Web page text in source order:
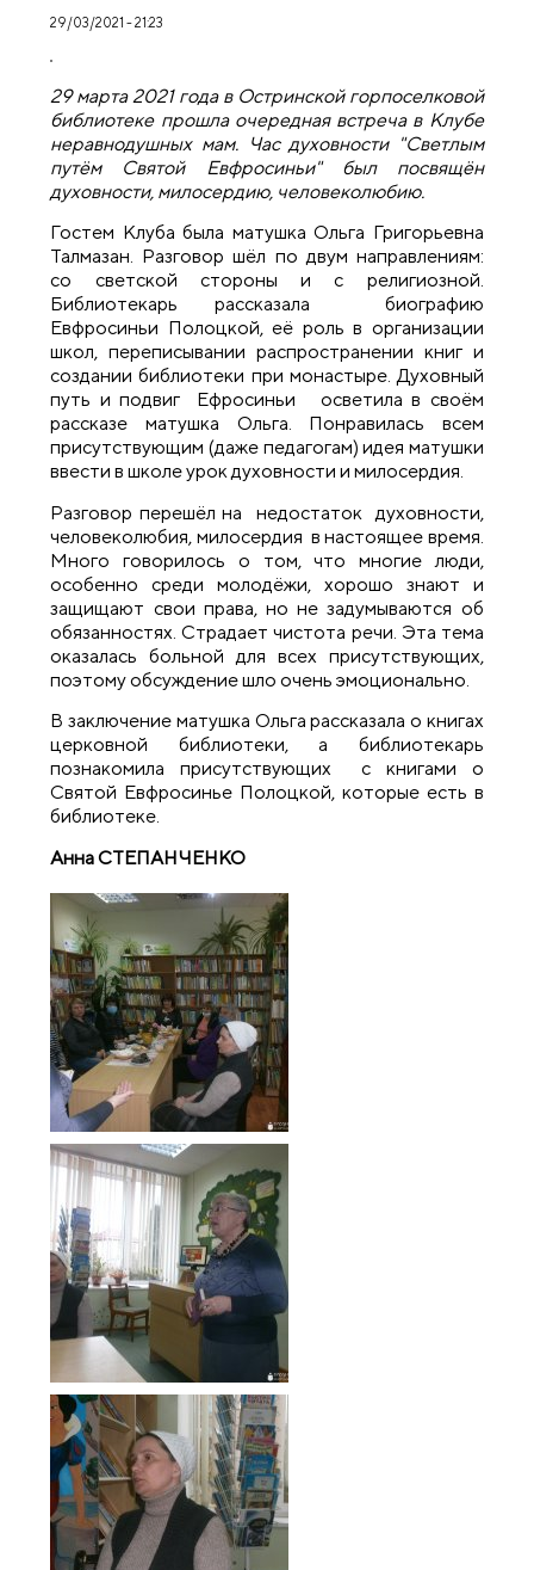
29/03/2021 - 21:23
29 марта 2021 года в Остринской горпоселковой
библиотеке прошла очередная встреча в Клубе
неравнодушных мам. Час духовности "Светлым
путём Святой Евфросиньи" был посвящён
духовности, милосердию, человеколюбию.
Гостем Клуба была матушка Ольга Григорьевна
Талмазан. Разговор шёл по двум направлениям:
со светской стороны и с религиозной.
Библиотекарь рассказала биографию
Евфросиньи Полоцкой, её роль в организации
школ, переписывании распространении книг и
создании библиотеки при монастыре. Духовный
путь и подвиг Ефросиньи осветила в своём
рассказе матушка Ольга. Понравилась всем
присутствующим (даже педагогам) идея матушки
ввести в школе урок духовности и милосердия.
Разговор перешёл на недостаток духовности,
человеколюбия, милосердия в настоящее время.
Много говорилось о том, что многие люди,
особенно среди молодёжи, хорошо знают и
защищают свои права, но не задумываются об
обязанностях. Страдает чистота речи. Эта тема
оказалась больной для всех присутствующих,
поэтому обсуждение шло очень эмоционально.
В заключение матушка Ольга рассказала о книгах
церковной библиотеки, а библиотекарь
познакомила присутствующих с книгами о
Святой Евфросинье Полоцкой, которые есть в
библиотеке.
Анна СТЕПАНЧЕНКО